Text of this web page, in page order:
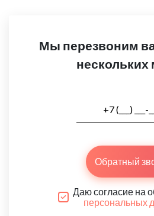
Мы перезвоним
нескольких
Обратный
Даю согласие на
персональных